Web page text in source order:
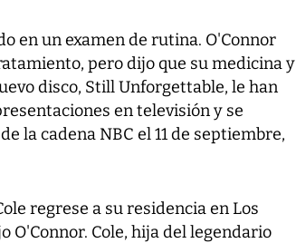
en un examen de rutina. O'Connor
pero dijo que su medicina y
disco, Still Unforgettable, le han
en televisión y se
la cadena NBC el 11 de septiembre,
regrese a su residencia en Los
O'Connor. Cole, hija del legendario